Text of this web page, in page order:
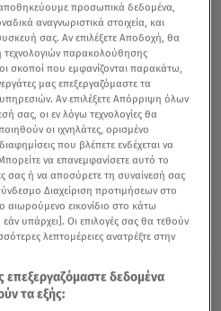
Σημερινές
ΣΗΜΕΡΑ ΖΩΔΙΑ
προσωπικά δεδομένα,
αναγνωριστικά στοιχεία, και
σας. Αν επιλέξετε Αποδοχή, θα
τεχνολογιών παρακολούθησης
σκοποί που εμφανίζονται παρακάτω,
μας επεξεργαζόμαστε τα
Αν επιλέξετε Απόρριψη όλων
σας, οι εν λόγω τεχνολογίες θα
οι ιχνηλάτες, ορισμένο
που βλέπετε ενδέχεται να
να επανεμφανίσετε αυτό το
σας ή να αποσύρετε τη συναίνεσή σας
Διαχείριση προτιμήσεων στο
αιωρούμενο εικονίδιο στο κάτω
υπάρχει]. Οι επιλογές σας θα τεθούν
λεπτομέρειες ανατρέξτε στην
επεξεργαζόμαστε δεδομένα
τα εξής: